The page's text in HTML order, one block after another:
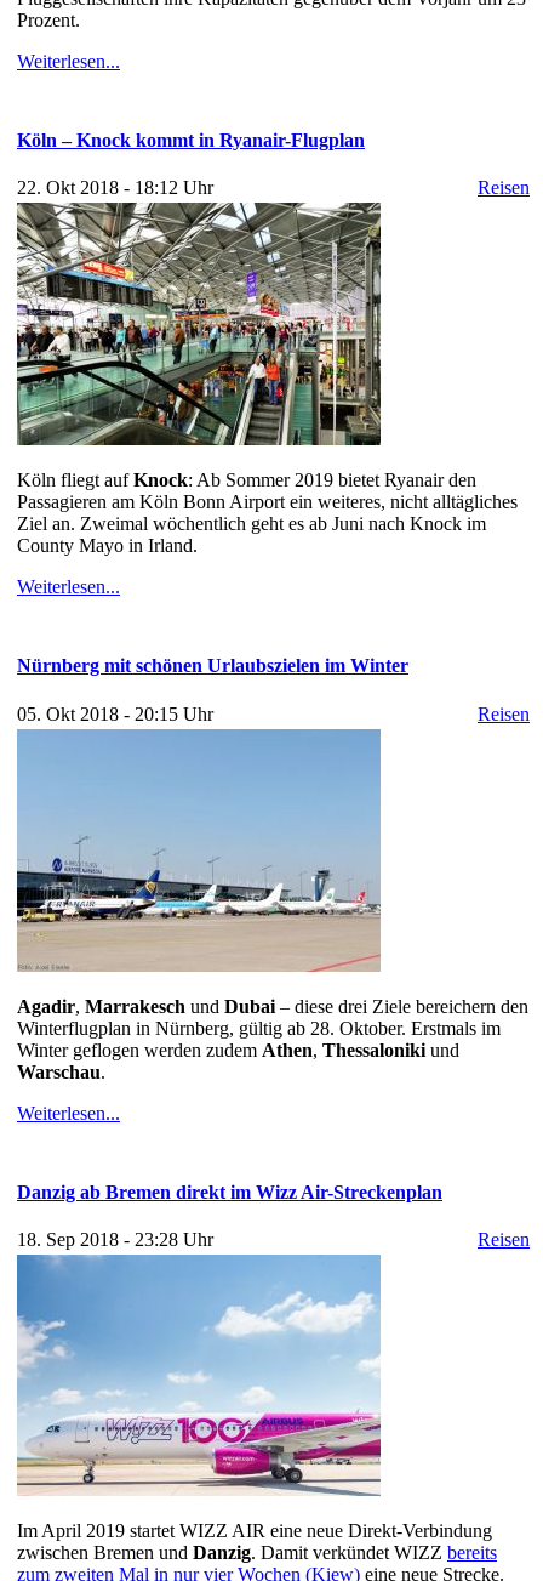
Prozent.
Weiterlesen...
Köln – Knock kommt in Ryanair-Flugplan
22. Okt 2018 - 18:12 Uhr Reisen
Köln fliegt aufKnock: Ab Sommer 2019 bietet Ryanair den
Passagieren am Köln Bonn Airport ein weiteres, nicht alltägliches
Ziel an. Zweimal wöchentlich geht es ab Juni nach Knock im
County Mayo in Irland.
Weiterlesen...
Nürnberg mit schönen Urlaubszielen im Winter
05. Okt 2018 - 20:15 Uhr Reisen
Agadir, Marrakesch und Dubai – diese drei Ziele bereichern den
Winterflugplan in Nürnberg, gültig ab 28. Oktober. Erstmals im
Winter geflogen werden zudem Athen, Thessaloniki und
Warschau.
Weiterlesen...
Danzig ab Bremen direkt im Wizz Air-Streckenplan
18. Sep 2018 - 23:28 Uhr Reisen
Im April 2019 startet WIZZ AIR eine neue Direkt-Verbindung
zwischen Bremen und Danzig. Damit verkündet WIZZ bereits
zum zweiten Mal in nur vier Wochen (Kiew) eine neue Strecke.